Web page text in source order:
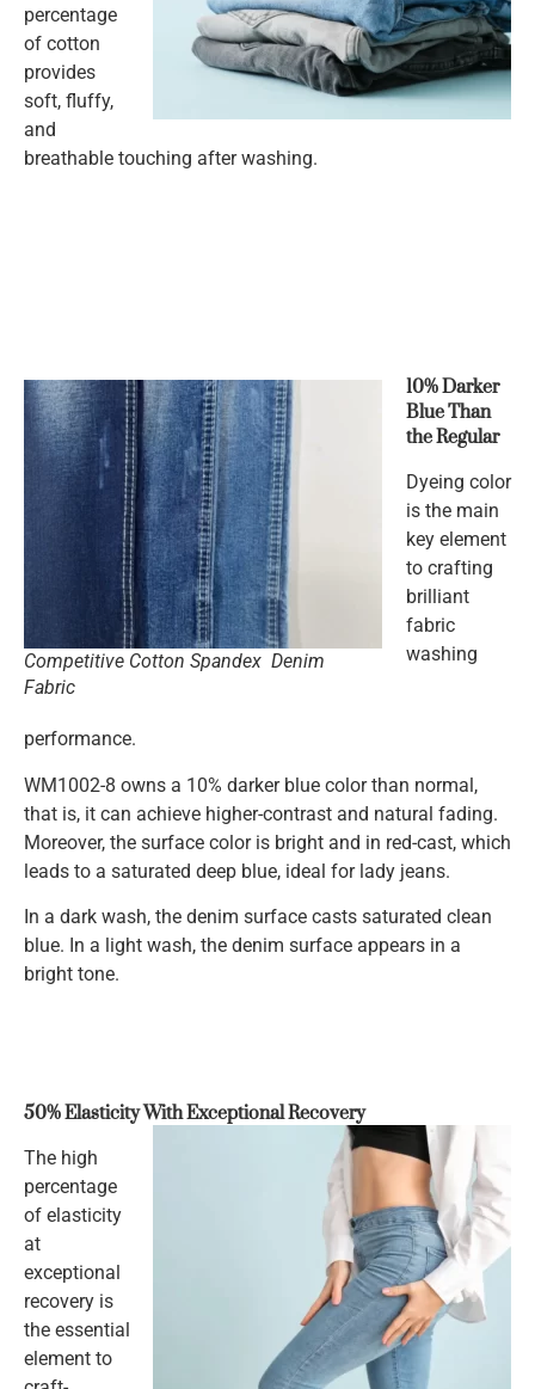
percentage
of cotton
provides
soft, fluffy,
and
breathable touching after washing.
Competitive Cotton Spandex Denim
Fabric
10% Darker
Blue Than
the Regular
Dyeing color
is the main
key element
to crafting
brilliant
fabric
washing
performance.
WM1002-8 owns a 10% darker blue color than normal,
that is, it can achieve higher-contrast and natural fading.
Moreover, the surface color is bright and in red-cast, which
leads to a saturated deep blue, ideal for lady jeans.
In a dark wash, the denim surface casts saturated clean
blue. In a light wash, the denim surface appears in a
bright tone.
50% Elasticity With Exceptional Recovery
The high
percentage
of elasticity
at
exceptional
recovery is
the essential
element to